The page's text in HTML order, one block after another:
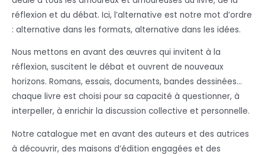
réflexion et du débat. Ici, l’alternative est notre mot d’ordre
: alternative dans les formats, alternative dans les idées.
Nous mettons en avant des œuvres qui invitent à la
réflexion, suscitent le débat et ouvrent de nouveaux
horizons. Romans, essais, documents, bandes dessinées…
chaque livre est choisi pour sa capacité à questionner, à
interpeller, à enrichir la discussion collective et personnelle.
Notre catalogue met en avant des auteurs et des autrices
à découvrir, des maisons d’édition engagées et des